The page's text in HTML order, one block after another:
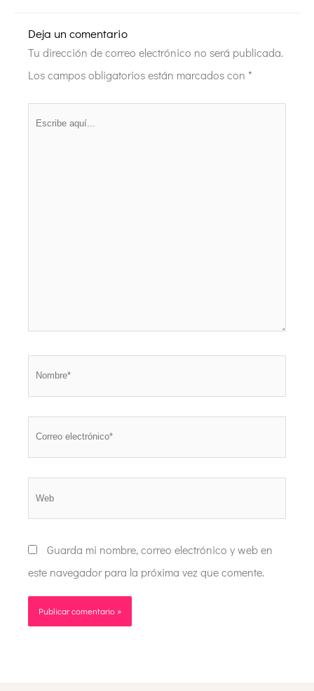
Deja un comentario
Tu dirección de correo electrónico no será publicada.
Los campos obligatorios están marcados con *
Guarda mi nombre, correo electrónico y web en
este navegador para la próxima vez que comente.